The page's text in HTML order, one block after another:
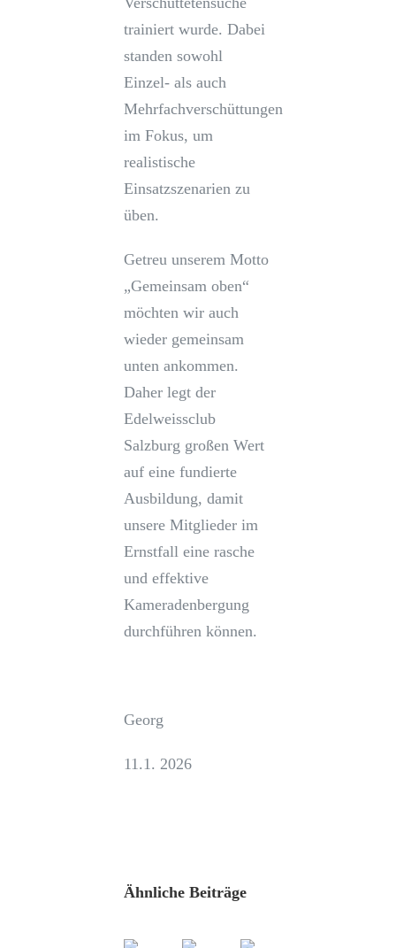
trainiert wurde. Dabei
standen sowohl
Einzel- als auch
Mehrfachverschüttungen
im Fokus, um
realistische
Einsatzszenarien zu
üben.
Getreu unserem Motto
„Gemeinsam oben“
möchten wir auch
wieder gemeinsam
unten ankommen.
Daher legt der
Edelweissclub
Salzburg großen Wert
auf eine fundierte
Ausbildung, damit
unsere Mitglieder im
Ernstfall eine rasche
und effektive
Kameradenbergung
durchführen können.
Georg
11.1. 2026
Ähnliche Beiträge